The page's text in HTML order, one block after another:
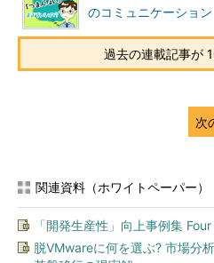
のコミュニケーション
過去の連載記事が
次
関連資料（ホワイトペーパー）
「開発生産性」向上事例集
脱VMwareに何を選ぶ? 市場分